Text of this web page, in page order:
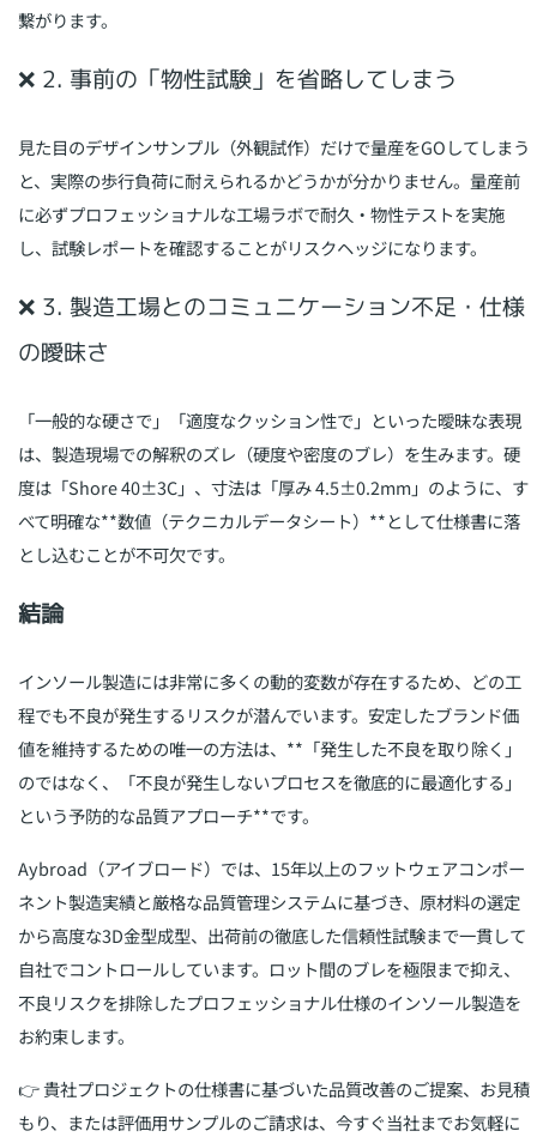
繋がります。
❌ 2. 事前の「物性試験」を省略してしまう
見た目のデザインサンプル（外観試作）だけで量産をGOしてしまう
と、実際の歩行負荷に耐えられるかどうかが分かりません。量産前
に必ずプロフェッショナルな工場ラボで耐久・物性テストを実施
し、試験レポートを確認することがリスクヘッジになります。
❌ 3. 製造工場とのコミュニケーション不足・仕様
の曖昧さ
「一般的な硬さで」「適度なクッション性で」といった曖昧な表現
は、製造現場での解釈のズレ（硬度や密度のブレ）を生みます。硬
度は「Shore 40±3C」、寸法は「厚み 4.5±0.2mm」のように、す
べて明確な**数値（テクニカルデータシート）**として仕様書に落
とし込むことが不可欠です。
結論
インソール製造には非常に多くの動的変数が存在するため、どの工
程でも不良が発生するリスクが潜んでいます。安定したブランド価
値を維持するための唯一の方法は、**「発生した不良を取り除く」
のではなく、「不良が発生しないプロセスを徹底的に最適化する」
という予防的な品質アプローチ**です。
Aybroad（アイブロード）では、15年以上のフットウェアコンポー
ネント製造実績と厳格な品質管理システムに基づき、原材料の選定
から高度な3D金型成型、出荷前の徹底した信頼性試験まで一貫して
自社でコントロールしています。ロット間のブレを極限まで抑え、
不良リスクを排除したプロフェッショナル仕様のインソール製造を
お約束します。
👉貴社プロジェクトの仕様書に基づいた品質改善のご提案、お見積
もり、または評価用サンプルのご請求は、今すぐ当社までお気軽に